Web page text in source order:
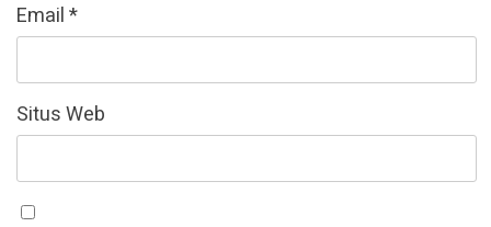
Email*
Situs Web